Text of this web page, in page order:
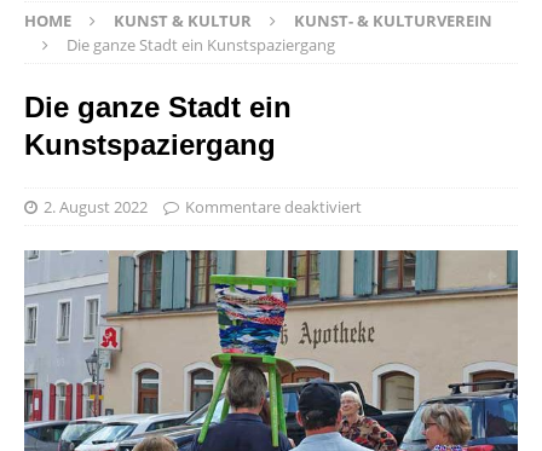
HOME KUNST & KULTUR
KUNST- & KULTURVEREIN
Die ganze Stadt ein Kunstspaziergang
Die ganze Stadt ein
Kunstspaziergang
2. August 2022 Kommentare deaktiviert